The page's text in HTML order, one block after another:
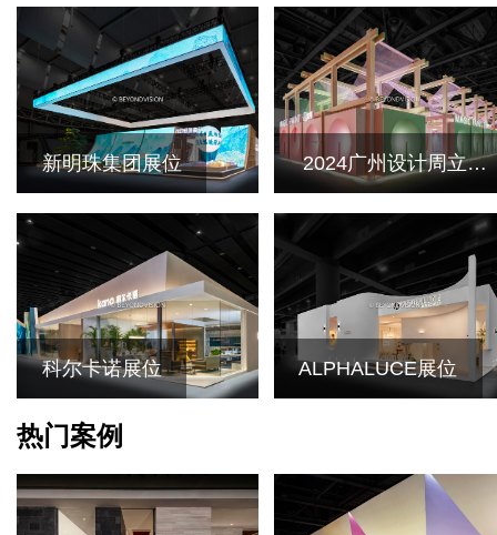
新明珠集团展位 2024广州设计周立邦
展位
科尔卡诺展位 ALPHALUCE展位
热门案例